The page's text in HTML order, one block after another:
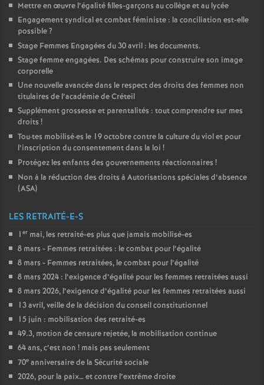
Mettre en œuvre l’égalité filles-garçons au collège et au lycée
Engagement syndical et combat féministe : la conciliation est-elle
possible?
Stage Femmes Engagées du 30 avril : les documents.
Stage femme engagées. Des schémas pour construire son image
corporelle
Une nouvelle avancée dans le respect des droits des femmes non
titulaires de l’académie de Créteil
Supplément grossesse et parentalités : tout comprendre sur mes
droits !
Tou·tes mobilisé·es le 19 octobre contre la culture du viol et pour
l’inscription du consentement dans la loi !
Protégez les enfants des gouvernements réactionnaires !
Non à la réduction des droits à Autorisations spéciales d’absence
(ASA)
LES RETRAITÉ-E-S
1 er mai, les retraité-es plus que jamais mobilisé-es
8 mars - Femmes retraitées : le combat pour l’égalité
8 mars - Femmes retraitées, le combat pour l’égalité
8 mars 2024 : l’exigence d’égalité pour les femmes retraitées aussi
8 mars 2026, l’exigence d’égalité pour les femmes retraitées aussi
13 avril, veille de la décision du conseil constitutionnel
15 juin : mobilisation des retraité-es
49.3, motion de censure rejetée, la mobilisation continue
64 ans, c’est non ! mais pas seulement
70e anniversaire de la Sécurité sociale
2026, pour la paix… et contre l’extrême droite